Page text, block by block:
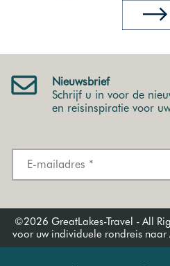
Nieuwsbrief
Schrijf u in voor de
en reisinspiratie voor
©2026 GreatLakes-Travel - All
voor uw individuele rondreis